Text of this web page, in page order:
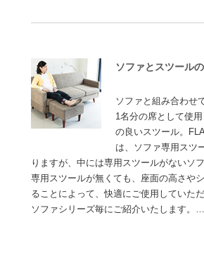
ソファとスツール
ソファと組み合わせ
1名分の席として使
の良いスツール。
は、ソファ専用スツ
りますが、中には専用スツールがないソ
専用スツールが無くても、座面の高さや
ることによって、快適にご使用していた
ソファシリーズ毎にご紹介いたします。